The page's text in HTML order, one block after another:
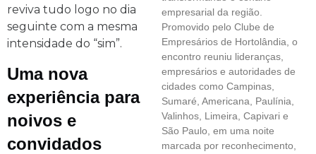
reviva tudo logo no dia
seguinte com a mesma
intensidade do “sim”.
Uma nova
experiência para
noivos e
convidados
empresarial da região.
Promovido pelo Clube de
Empresários de Hortolândia, o
encontro reuniu lideranças,
empresários e autoridades de
cidades como Campinas,
Sumaré, Americana, Paulínia,
Valinhos, Limeira, Capivari e
São Paulo, em uma noite
marcada por reconhecimento,